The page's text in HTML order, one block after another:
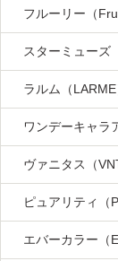
フルーリー（
スターミューズ
ラルム（LARME
ワンデーキャラ
ヴァニタス（
ピュアリティ（
エバーカラー（